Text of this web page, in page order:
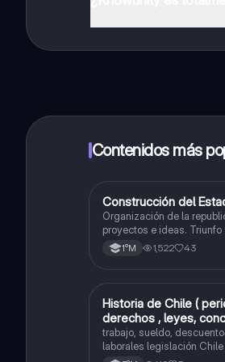
inmeditamente. Puedes
Contenidos más
Historia
Construcción del
Organización de la
proyectos e ideas.
conservador. Constitución
1°M 1,522 43
Historia
Historia de Chile (
derechos , leyes,
trabajo, sueldo,
laborales legislación Chile universal .OIT. Evolución de